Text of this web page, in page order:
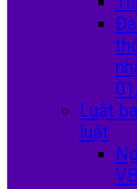
Luật
luật